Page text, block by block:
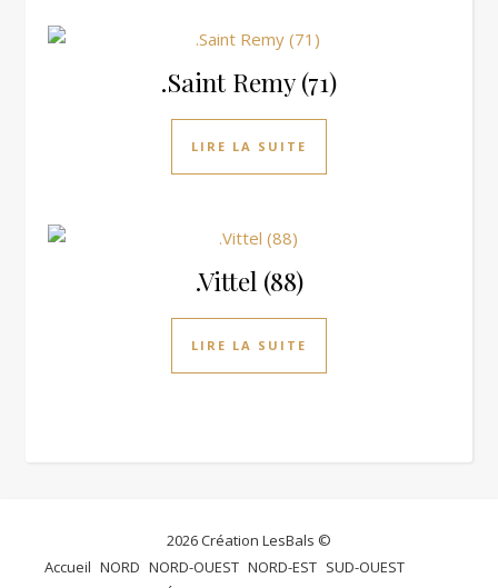
.Saint Remy (71)
LIRE LA SUITE
.Vittel (88)
LIRE LA SUITE
2026 Création LesBals ©
Accueil NORD NORD-OUEST NORD-EST SUD-OUEST